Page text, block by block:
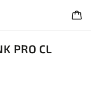
PRO CL